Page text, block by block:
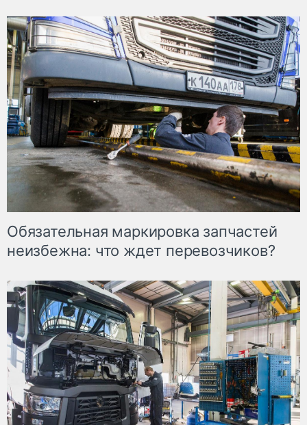
Обязательная маркировка запчастей
неизбежна: что ждет перевозчиков?